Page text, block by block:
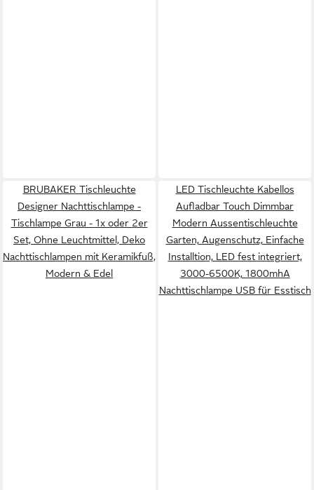
BRUBAKER Tischleuchte
Designer Nachttischlampe -
Tischlampe Grau - 1x oder 2er
Set, Ohne Leuchtmittel, Deko
Nachttischlampen mit Keramikfuß,
Modern & Edel
LED Tischleuchte Kabellos
Aufladbar Touch Dimmbar
Modern Aussentischleuchte
Garten, Augenschutz, Einfache
Installtion, LED fest integriert,
3000-6500K, 1800mhA
Nachttischlampe USB für Esstisch